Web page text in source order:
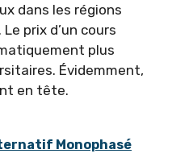
dans les régions
prix d’un cours
plus
Évidemment,
en tête.
Monophasé